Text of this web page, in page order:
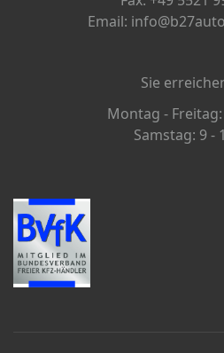
Email:
Sie
Montag -
Samstag: 9 -